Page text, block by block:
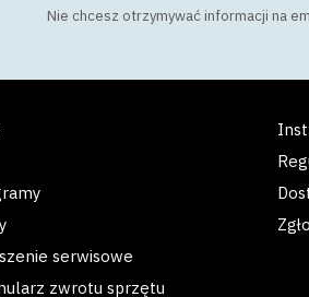
Nie chcesz otrzymywać informacji na
serwisowe
zwrotu sprzętu